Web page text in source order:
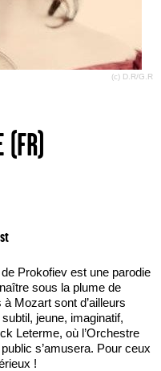
(c) D.R/G.R
(FR)
Prokofiev est une parodie
sous la plume de
Mozart sont d’ailleurs
jeune, imaginatif,
Leterme, où l’Orchestre
s’amusera. Pour ceux
!